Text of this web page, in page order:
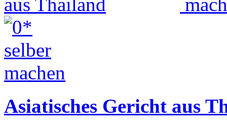
Asiatisches Gericht aus